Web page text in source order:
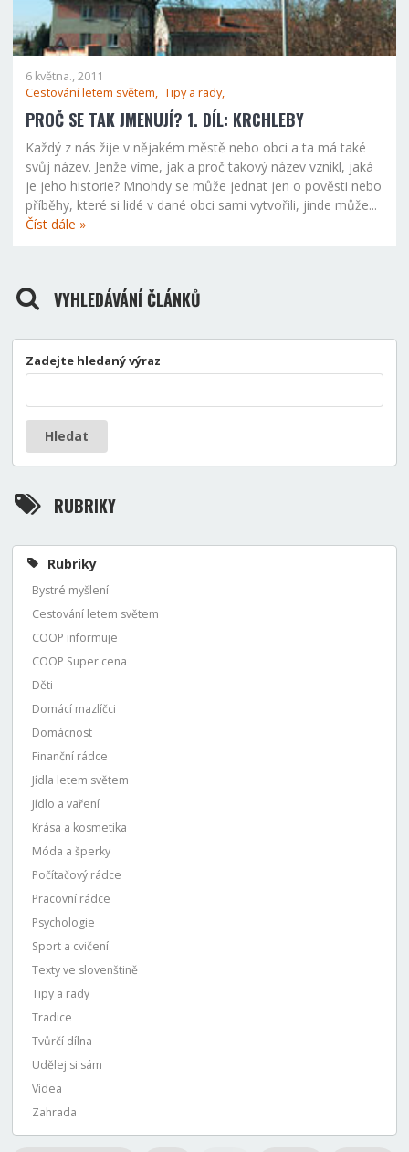
6 května., 2011
Cestování letem světem, Tipy a rady,
PROČ SE TAK JMENUJÍ? 1. DÍL: KRCHLEBY
Každý z nás žije v nějakém městě nebo obci a ta má také
svůj název. Jenže víme, jak a proč takový název vznikl, jaká
je jeho historie? Mnohdy se může jednat jen o pověsti nebo
příběhy, které si lidé v dané obci sami vytvořili, jinde může...
Číst dále »
VYHLEDÁVÁNÍ ČLÁNKŮ
Zadejte hledaný výraz
Hledat
RUBRIKY
Rubriky
Bystré myšlení
Cestování letem světem
COOP informuje
COOP Super cena
Děti
Domácí mazlíčci
Domácnost
Finanční rádce
Jídla letem světem
Jídlo a vaření
Krása a kosmetika
Móda a šperky
Počítačový rádce
Pracovní rádce
Psychologie
Sport a cvičení
Texty ve slovenštině
Tipy a rady
Tradice
Tvůrčí dílna
Udělej si sám
Videa
Zahrada